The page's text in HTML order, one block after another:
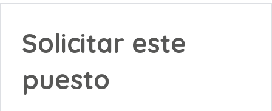
Solicitar este
puesto